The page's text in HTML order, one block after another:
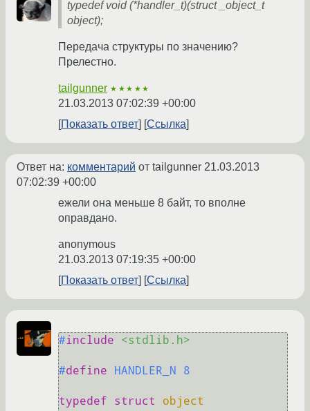
typedef void (*handler_t)(struct _object_t
object);
Передача структуры по значению?
Прелестно.
tailgunner ★★★★★
21.03.2013 07:02:39 +00:00
Показать ответ
Ссылка
Ответ на: комментарий от tailgunner 21.03.2013
07:02:39 +00:00
ежели она меньше 8 байт, то вполне
оправдано.
anonymous
21.03.2013 07:19:35 +00:00
Показать ответ
Ссылка
#include <stdlib.h>
#define HANDLER_N 8
typedef struct
object